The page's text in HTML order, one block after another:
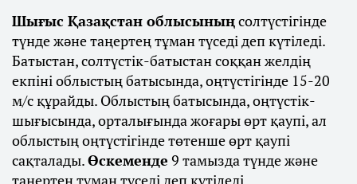
Шығыс Қазақстан облысыныңсолтүстігінде
түнде және таңертең тұман түседі деп күтіледі.
Батыстан, солтүстік-батыстан соққан желдің
екпіні облыстың батысында, оңтүстігінде 15-20
м/с құрайды. Облыстың батысында, оңтүстік-
шығысында, орталығында жоғары өрт қаупі, ал
облыстың оңтүстігінде төтенше өрт қаупі
сақталады.Өскеменде 9 тамызда түнде және
таңертең тұман түседі деп күтіледі.